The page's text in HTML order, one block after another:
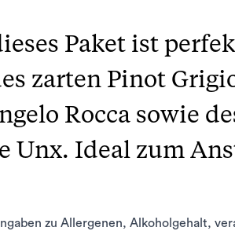
Paket ist
zarten Pinot
Rocca sowie
Unx. Ideal zum
zu Allergenen, Alkoholgehalt,